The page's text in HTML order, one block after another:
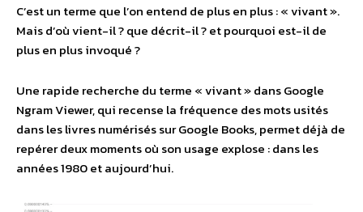
C’est un terme que l’on entend de plus en plus : « vivant ».
Mais d’où vient-il ? que décrit-il ? et pourquoi est-il de
plus en plus invoqué ?
Une rapide recherche du terme « vivant » dans Google
Ngram Viewer, qui recense la fréquence des mots usités
dans les livres numérisés sur Google Books, permet déjà de
repérer deux moments où son usage explose : dans les
années 1980 et aujourd’hui.